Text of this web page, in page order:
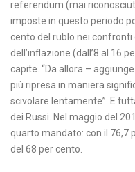
referendum (mai
imposte in questo periodo
cento del rublo nei confronti
dell’inflazione (dall’8 al 16
capite. “Da allora –
più ripresa in maniera
scivolare lentamente”. E
dei Russi. Nel maggio del
quarto mandato: con il 76,7
del 68 per cento.